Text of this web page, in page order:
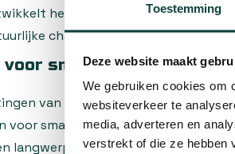
Toestemming
Deze website maakt
We gebruiken cookies om
websiteverkeer te
media, adverteren en
verstrekt of die ze hebben
het onbehandelde hout een
charme van uw tuin versterkt.
smalle tuinzones
van 150 cm breed en 400 cm
voor smalle ruimtes. Denk aan een
langwerpig terras of een tuinpad